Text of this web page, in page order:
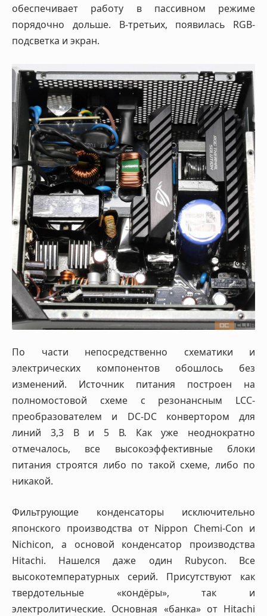
обеспечивает работу в пассивном режиме
порядочно дольше. В-третьих, появилась RGB-
подсветка и экран.
По части непосредственно схематики и
электрических компонентов обошлось без
изменений. Источник питания построен на
полномостовой схеме с резонансным LCC-
преобразователем и DC-DC конвертором для
линий 3,3 В и 5 В. Как уже неоднократно
отмечалось, все высокоэффективные блоки
питания строятся либо по такой схеме, либо по
никакой.
Фильтрующие конденсаторы исключительно
японского производства от Nippon Chemi-Con и
Nichicon, а основой конденсатор производства
Hitachi. Нашелся даже один Rubycon. Все
высокотемпературных серий. Присутствуют как
твердотельные «кондёры», так и
электролитические. Основная «банка» от Hitachi